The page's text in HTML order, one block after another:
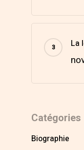
La
Catégories
Biographie